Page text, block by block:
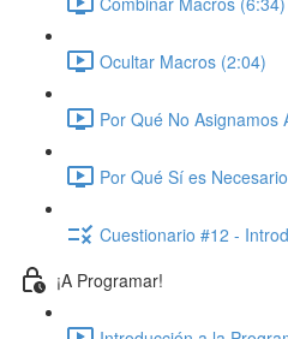
Ocultar Macros (2:04)
Por Qué No Asignamos
Por Qué Sí es
Cuestionario #12 -
¡A Programar!